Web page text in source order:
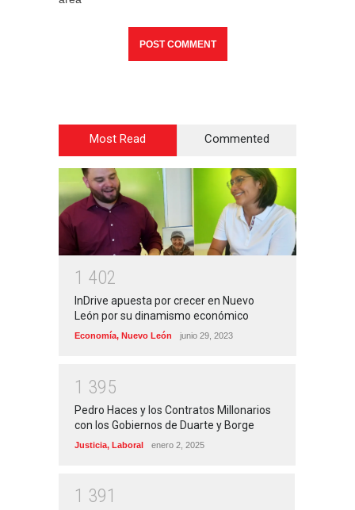
Most Read Commented
1 402
InDrive apuesta por crecer en Nuevo
León por su dinamismo económico
Economía, Nuevo León junio 29, 2023
1 395
Pedro Haces y los Contratos Millonarios
con los Gobiernos de Duarte y Borge
Justicia, Laboral enero 2, 2025
1 391